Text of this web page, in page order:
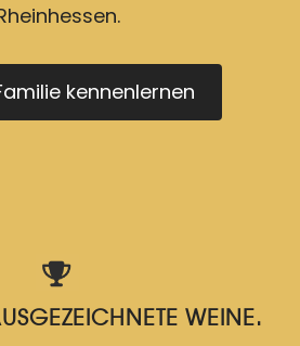
kennenlernen
WEINE.